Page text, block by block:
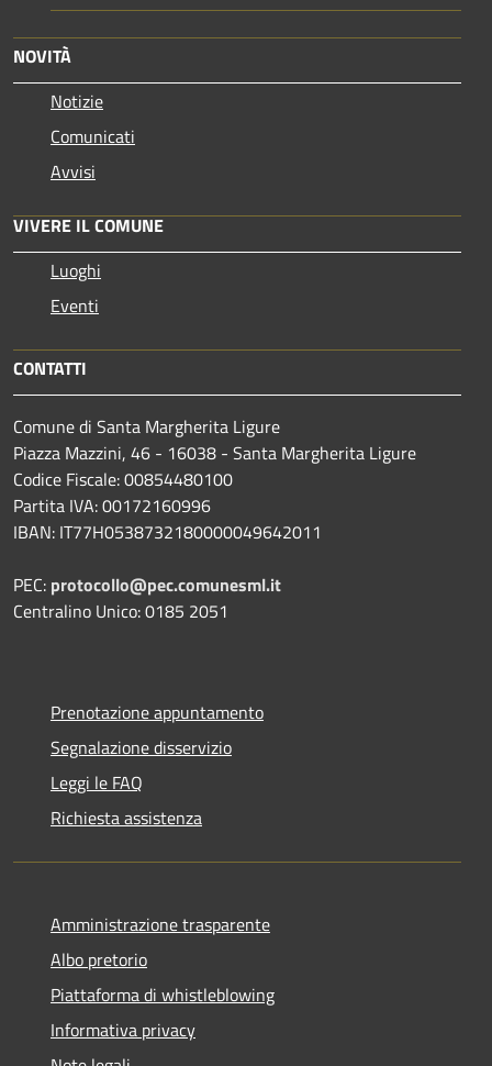
NOVITÀ
Notizie
Comunicati
Avvisi
VIVERE IL COMUNE
Luoghi
Eventi
CONTATTI
Comune di Santa Margherita Ligure
Piazza Mazzini, 46 - 16038 - Santa Margherita Ligure
Codice Fiscale: 00854480100
Partita IVA: 00172160996
IBAN: IT77H0538732180000049642011
PEC: protocollo@pec.comunesml.it
Centralino Unico: 0185 2051
Prenotazione appuntamento
Segnalazione disservizio
Leggi le FAQ
Richiesta assistenza
Amministrazione trasparente
Albo pretorio
Piattaforma di whistleblowing
Informativa privacy